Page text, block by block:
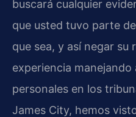
buscará cualquier
que usted tuvo parte
que sea, y así negar su
experiencia manejando
personales en los
James City, hemos